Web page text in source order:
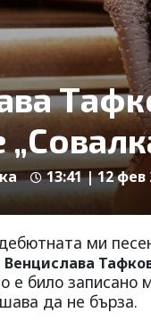
13:41 | 12 фев
ми
Венцислава
е било записано
да не бърза.